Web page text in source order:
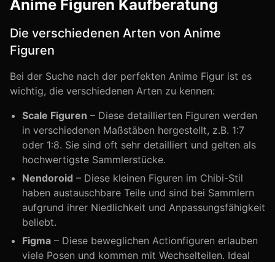
Anime Figuren Kaufberatung
Die verschiedenen Arten von Anime
Figuren
Bei der Suche nach der perfekten Anime Figur ist es
wichtig, die verschiedenen Arten zu kennen:
Scale Figuren – Diese detaillierten Figuren werden
in verschiedenen Maßstäben hergestellt, z.B. 1:7
oder 1:8. Sie sind oft sehr detailliert und gelten als
hochwertigste Sammlerstücke.
Nendoroid – Diese kleinen Figuren im Chibi-Stil
haben austauschbare Teile und sind bei Sammlern
aufgrund ihrer Niedlichkeit und Anpassungsfähigkeit
beliebt.
Figma – Diese beweglichen Actionfiguren erlauben
viele Posen und kommen mit Wechselteilen. Ideal